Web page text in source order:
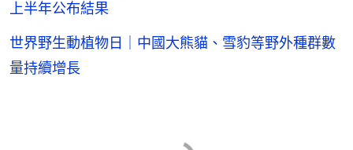
上半年公布結果
世界野生動植物日｜中國大熊貓、雪豹等野外種群數
量持續增長